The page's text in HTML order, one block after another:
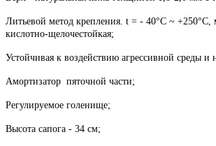
Литьевой метод крепления. t = - 40°С ~ +250°С,
кислотно-щелочестойкая;
Устойчивая к воздействию агрессивной среды и
Амортизатор пяточной части;
Регулируемое голенище;
Высота сапога - 34 см;